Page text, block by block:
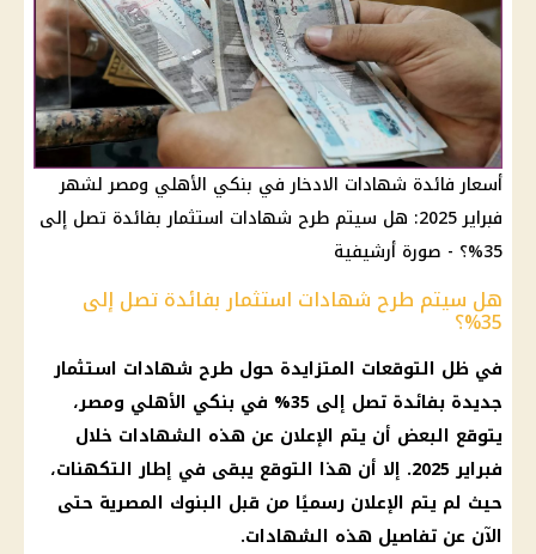
أسعار فائدة شهادات الادخار في بنكي الأهلي ومصر لشهر
فبراير 2025: هل سيتم طرح شهادات استثمار بفائدة تصل إلى
35%؟ - صورة أرشيفية
هل سيتم طرح شهادات استثمار بفائدة تصل إلى
35%؟
في ظل التوقعات المتزايدة حول طرح شهادات استثمار
جديدة بفائدة تصل إلى 35% في بنكي الأهلي ومصر،
يتوقع البعض أن يتم الإعلان عن هذه الشهادات خلال
فبراير 2025. إلا أن هذا التوقع يبقى في إطار التكهنات،
حيث لم يتم الإعلان رسميًا من قبل البنوك المصرية حتى
الآن عن تفاصيل هذه الشهادات.